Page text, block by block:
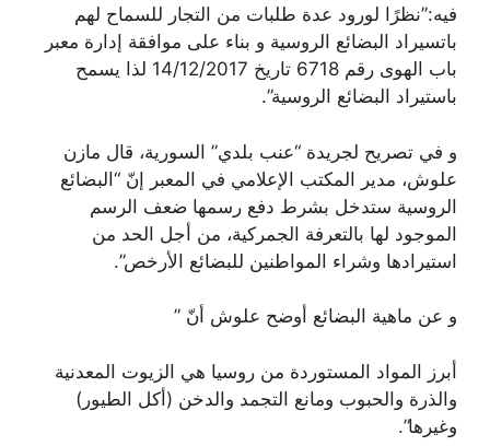
فيه:”نظرًا لورود عدة طلبات من التجار للسماح لهم
باتسيراد البضائع الروسية و بناء على موافقة إدارة معبر
باب الهوى رقم 6718 تاريخ 14/12/2017 لذا يسمح
باستيراد البضائع الروسية”.
و في تصريح لجريدة “عنب بلدي” السورية، قال مازن
علوش، مدير المكتب الإعلامي في المعبر إنّ “البضائع
الروسية ستدخل بشرط دفع رسمها ضعف الرسم
الموجود لها بالتعرفة الجمركية، من أجل الحد من
استيرادها وشراء المواطنين للبضائع الأرخص”.
و عن ماهية البضائع أوضح علوش أنّ ”
أبرز المواد المستوردة من روسيا هي الزيوت المعدنية
والذرة والحبوب ومانع التجمد والدخن (أكل الطيور)
وغيرها”.